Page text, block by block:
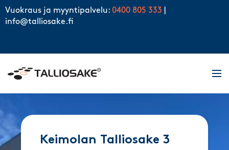
Skip to content
Vuokraus ja myyntipalvelu: 0400 805 333
info@talliosake.fi
Keimolan Talliosake 3